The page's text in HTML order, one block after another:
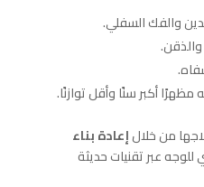
والفك السفلي.
والذقن.
أكبر سنًا وأقل توازنًا.
من خلالإعادة بناء
للوجه عبر تقنيات حديثة